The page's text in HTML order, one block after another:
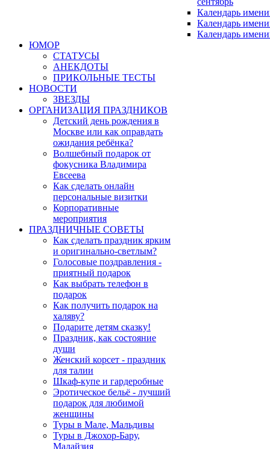
Календарь
Календарь
Календарь
ЮМОР
СТАТУСЫ
АНЕКДОТЫ
ПРИКОЛЬНЫЕ ТЕСТЫ
НОВОСТИ
ЗВЕЗДЫ
ОРГАНИЗАЦИЯ ПРАЗДНИКОВ
Детский день рождения в
Москве или как оправдать
ожидания ребёнка?
Волшебный подарок от
фокусника Владимира
Евсеева
Как сделать онлайн
персональные визитки
Корпоративные
мероприятия
ПРАЗДНИЧНЫЕ СОВЕТЫ
Как сделать праздник ярким
и оригинально-светлым?
Голосовые поздравления -
приятный подарок
Как выбрать телефон в
подарок
Как получить подарок на
халяву?
Подарите детям сказку!
Праздник, как состояние
души
Женский корсет - праздник
для талии
Шкаф-купе и гардеробные
Эротическое бельё - лучший
подарок для любимой
женщины
Туры в Мале, Мальдивы
Туры в Джохор-Бару,
Малайзия